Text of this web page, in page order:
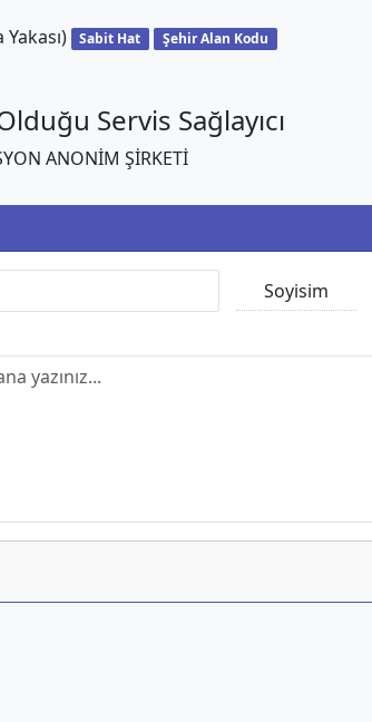
Sabit Hat Şehir Alan Kodu
Servis Sağlayıcı
ANONİM ŞİRKETİ
Soyisim